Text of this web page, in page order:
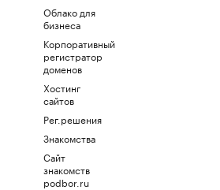
Облако для
бизнеса
Корпоративный
регистратор
доменов
Хостинг
сайтов
Рег.решения
Знакомства
Сайт
знакомств
podbor.ru